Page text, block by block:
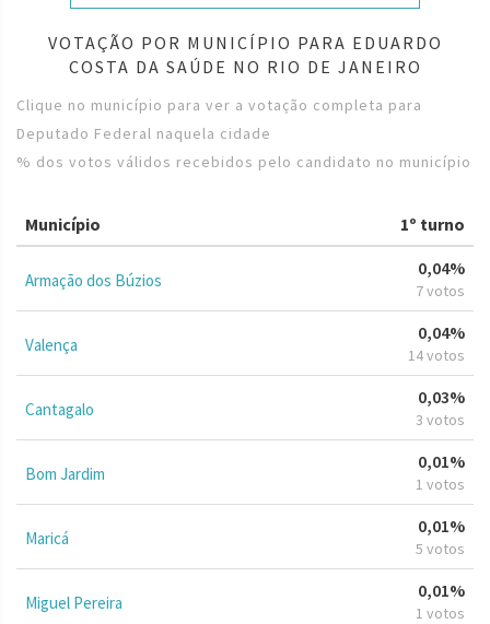
VOTAÇÃO POR MUNICÍPIO PARA EDUARDO
COSTA DA SAÚDE NO RIO DE JANEIRO
Clique no município para ver a votação completa para
Deputado Federal naquela cidade
% dos votos válidos recebidos pelo candidato no município
Município 1º turno
Armação dos Búzios
0,04%
7 votos
Valença
0,04%
14 votos
Cantagalo
0,03%
3 votos
Bom Jardim
0,01%
1 votos
Maricá
0,01%
5 votos
Miguel Pereira
0,01%
1 votos